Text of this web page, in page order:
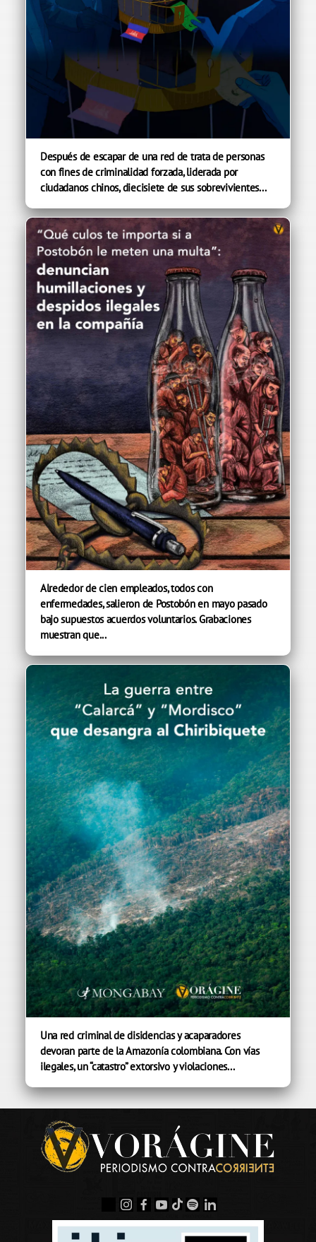
Después de escapar de una red de trata de personas
con fines de criminalidad forzada, liderada por
ciudadanos chinos, diecisiete de sus sobrevivientes...
Alrededor de cien empleados, todos con
enfermedades, salieron de Postobón en mayo pasado
bajo supuestos acuerdos voluntarios. Grabaciones
muestran que...
Una red criminal de disidencias y acaparadores
devoran parte de la Amazonía colombiana. Con vías
ilegales, un “catastro” extorsivo y violaciones...